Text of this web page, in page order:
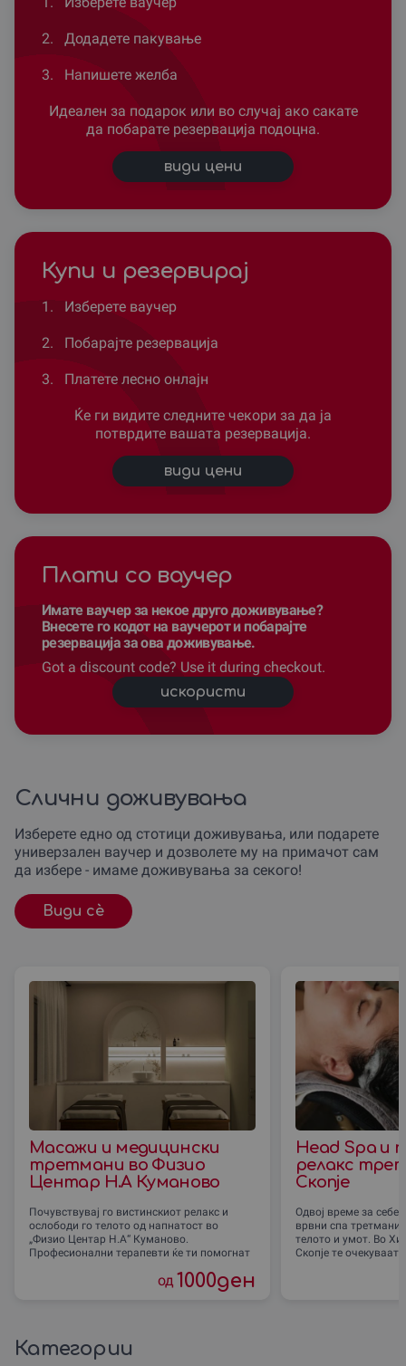
2. Додадете пакување
3. Напишете желба
Идеален за подарок или во случај ако сакате
да побарате резервација подоцна.
види цени
Купи и резервирај
1. Изберете ваучер
2. Побарајте резервација
3. Платете лесно онлајн
Ќе ги видите следните чекори за да ја
потврдите вашата резервација.
види цени
Плати со ваучер
Имате ваучер за некое друго доживување?
Внесете го кодот на ваучерот и побарајте
резервација за ова доживување.
Got a discount code? Use it during checkout.
искористи
Слични доживувања
Изберете едно од стотици доживувања, или подарете
универзален ваучер и дозволете му на примачот сам
да избере - имаме доживувања за секого!
Види сè
Масажи и медицински
третмани во Физио
Центар Н.А Куманово
Почувствувај го вистинскиот релакс и
ослободи го телото од напнатост во
„Физио Центар Н.А“ Куманово.
Професионални терапевти ќе ти помогнат
од 1000ден
Head Spa и
релакс
Скопје
Одвој време за себе
врвни спа третмани
телото и умот. Во
Скопје те очекуваат
Категории